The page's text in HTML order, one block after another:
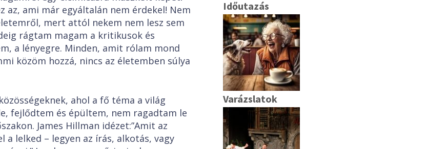
az, ami már egyáltalán nem érdekel! Nem
mert attól nekem nem lesz sem
rágtam magam a kritikusok és
a lényegre. Minden, amit rólam mond
közöm hozzá, nincs az életemben súlya
ahol a fő téma a világ
fejlődtem és épültem, nem ragadtam le
James Hillman idézet:”Amit az
lelked – legyen az írás, alkotás, vagy
Időutazás
Varázslatok